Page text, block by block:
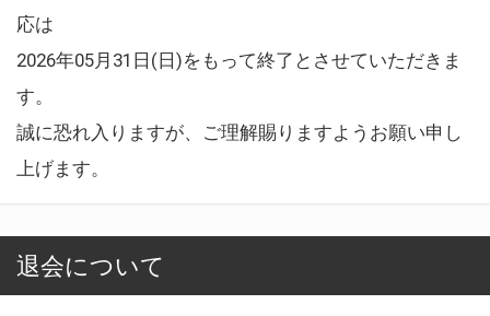
応は
2026年05月31日(日)をもって終了とさせていただきま
す。
誠に恐れ入りますが、ご理解賜りますようお願い申し
上げます。
退会について